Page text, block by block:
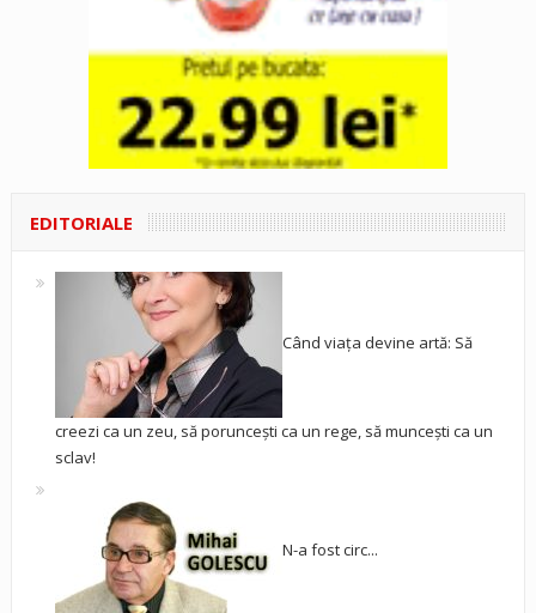
EDITORIALE
Când viața devine artă: Să
creezi ca un zeu, să poruncești ca un rege, să muncești ca un
sclav!
N-a fost circ...